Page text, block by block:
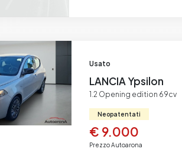
Usato
LANCIA Ypsilon
1.2 Opening edition 69cv
Neopatentati
€ 9.000
Prezzo Autoarona